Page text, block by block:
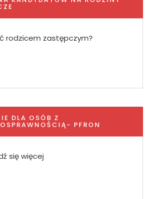
rodzicem zastępczym?
DLA OSÓB Z
PFRON
się więcej